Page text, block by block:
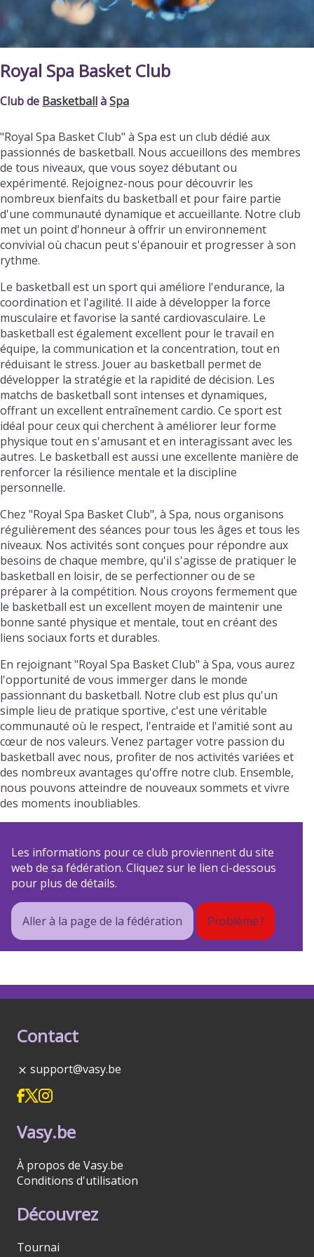
Royal Spa Basket Club
Club de BasketballàSpa
"Royal Spa Basket Club" à Spa est un club dédié aux
passionnés de basketball. Nous accueillons des membres
de tous niveaux, que vous soyez débutant ou
expérimenté. Rejoignez-nous pour découvrir les
nombreux bienfaits du basketball et pour faire partie
d'une communauté dynamique et accueillante. Notre club
met un point d'honneur à offrir un environnement
convivial où chacun peut s'épanouir et progresser à son
rythme.
Le basketball est un sport qui améliore l'endurance, la
coordination et l'agilité. Il aide à développer la force
musculaire et favorise la santé cardiovasculaire. Le
basketball est également excellent pour le travail en
équipe, la communication et la concentration, tout en
réduisant le stress. Jouer au basketball permet de
développer la stratégie et la rapidité de décision. Les
matchs de basketball sont intenses et dynamiques,
offrant un excellent entraînement cardio. Ce sport est
idéal pour ceux qui cherchent à améliorer leur forme
physique tout en s'amusant et en interagissant avec les
autres. Le basketball est aussi une excellente manière de
renforcer la résilience mentale et la discipline
personnelle.
Chez "Royal Spa Basket Club", à Spa, nous organisons
régulièrement des séances pour tous les âges et tous les
niveaux. Nos activités sont conçues pour répondre aux
besoins de chaque membre, qu'il s'agisse de pratiquer le
basketball en loisir, de se perfectionner ou de se
préparer à la compétition. Nous croyons fermement que
le basketball est un excellent moyen de maintenir une
bonne santé physique et mentale, tout en créant des
liens sociaux forts et durables.
En rejoignant "Royal Spa Basket Club" à Spa, vous aurez
l'opportunité de vous immerger dans le monde
passionnant du basketball. Notre club est plus qu'un
simple lieu de pratique sportive, c'est une véritable
communauté où le respect, l'entraide et l'amitié sont au
cœur de nos valeurs. Venez partager votre passion du
basketball avec nous, profiter de nos activités variées et
des nombreux avantages qu'offre notre club. Ensemble,
nous pouvons atteindre de nouveaux sommets et vivre
des moments inoubliables.
Les informations pour ce club proviennent du site
web de sa fédération. Cliquez sur le lien ci-dessous
pour plus de détails.
Aller à la page de la fédération Problème !
Contact
support@vasy.be
Vasy.be
À propos de Vasy.be
Conditions d'utilisation
Découvrez
Tournai